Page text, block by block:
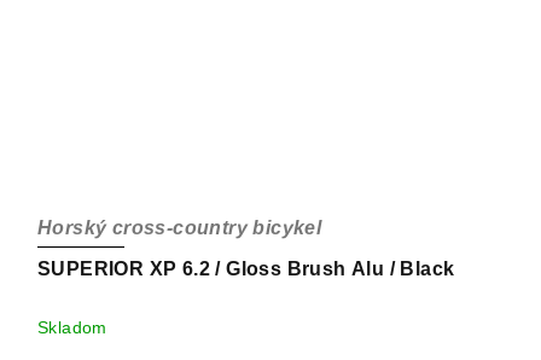
SUPERIOR XP 6.2 / Gloss Brush Alu / Black
Horský cross-country bicykel
Skladom